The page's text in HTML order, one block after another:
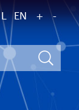
L EN + -